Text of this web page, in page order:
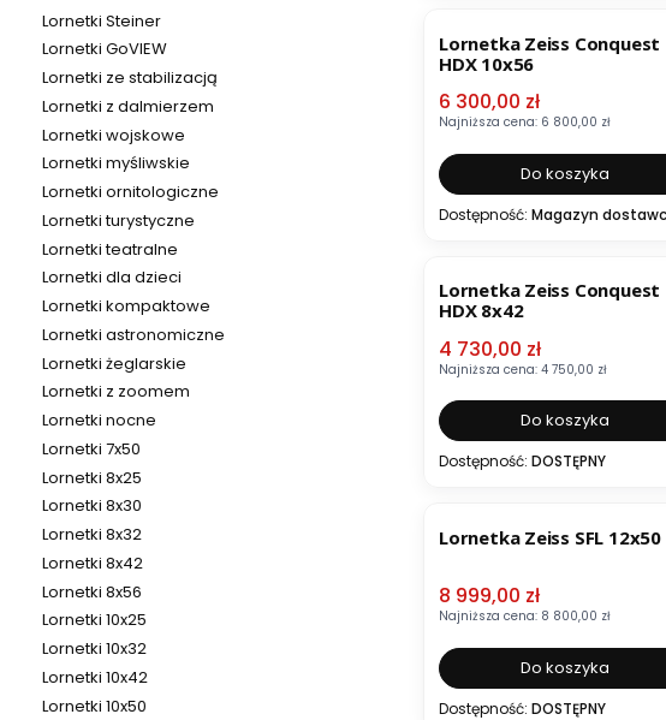
Lornetki Steiner
Lornetki GoVIEW
Lornetki ze stabilizacją
Lornetki z dalmierzem
Lornetki wojskowe
Lornetki myśliwskie
Lornetki ornitologiczne
Lornetki turystyczne
Lornetki teatralne
Lornetki dla dzieci
Lornetki kompaktowe
Lornetki astronomiczne
Lornetki żeglarskie
Lornetki z zoomem
Lornetki nocne
Lornetki 7x50
Lornetki 8x25
Lornetki 8x30
Lornetki 8x32
Lornetki 8x42
Lornetki 8x56
Lornetki 10x25
Lornetki 10x32
Lornetki 10x42
Lornetki 10x50
Lornetka Zeiss Conquest
HDX 10x56
Cena promocyjna
6 300,00 zł
Najniższa cena: 6 800,00 zł
Do koszyka
Dostępność: Magazyn
Lornetka Zeiss Conquest
HDX 8x42
Cena promocyjna
4 730,00 zł
Najniższa cena: 4 750,00 zł
Do koszyka
Dostępność: DOSTĘPNY
Lornetka Zeiss SFL 12x50
Cena promocyjna
8 999,00 zł
Najniższa cena: 8 800,00 zł
Do koszyka
Dostępność: DOSTĘPNY